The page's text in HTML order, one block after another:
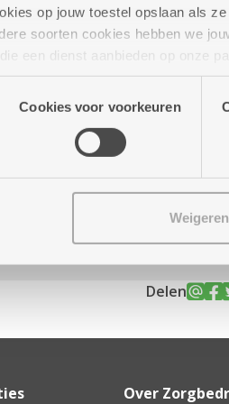
op jouw toestel opslaan als
soorten cookies hebben we
een dienst aanbieden op onze
onze site voor social media,
die je aan hen verstrekte.
Cookies voor voorkeuren
Weigeren
Delen
Over